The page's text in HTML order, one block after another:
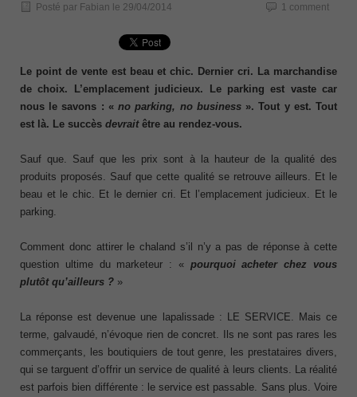
Posté par Fabian le 29/04/2014 1 comment
Le point de vente est beau et chic. Dernier cri. La marchandise
de choix. L’emplacement judicieux. Le parking est vaste car
nous le savons : «no parking, no business». Tout y est. Tout
est là. Le succès devraitêtre au rendez-vous.
Sauf que. Sauf que les prix sont à la hauteur de la qualité des
produits proposés. Sauf que cette qualité se retrouve ailleurs. Et le
beau et le chic. Et le dernier cri. Et l’emplacement judicieux. Et le
parking.
Comment donc attirer le chaland s’il n’y a pas de réponse à cette
question ultime du marketeur : « pourquoi acheter chez vous
plutôt qu’ailleurs ? »
La réponse est devenue une lapalissade : LE SERVICE. Mais ce
terme, galvaudé, n’évoque rien de concret. Ils ne sont pas rares les
commerçants, les boutiquiers de tout genre, les prestataires divers,
qui se targuent d’offrir un service de qualité à leurs clients. La réalité
est parfois bien différente : le service est passable. Sans plus. Voire